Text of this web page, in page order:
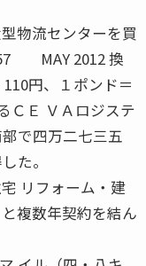
物流センターを買
MAY 2012 換
円、１ポンド＝
Ｅ ＶＡロジステ
で四万二七三五
た。
リフォーム・建
複数年契約を結ん